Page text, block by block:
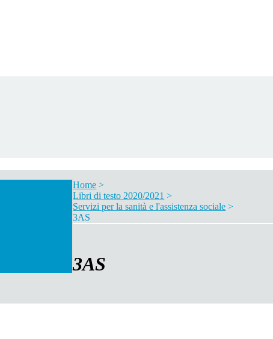
Home >
Libri di testo 2020/2021 >
Servizi per la sanità e l'assistenza sociale >
3AS
3AS